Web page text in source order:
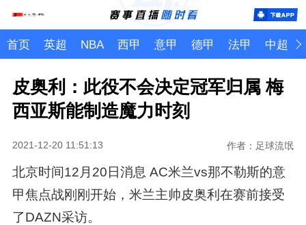
首页 英超 NBA 西甲 意甲 德甲 法甲 中超
皮奥利：此役不会决定冠军归属 梅
西亚斯能制造魔力时刻
2021-12-20 11:51:13 作者：足球流氓
北京时间12月20日消息 AC米兰vs那不勒斯的意
甲焦点战刚刚开始，米兰主帅皮奥利在赛前接受
了DAZN采访。